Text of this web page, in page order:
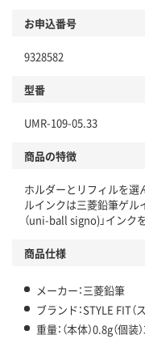
お申込番号
9328582
型番
UMR-109-05.33
商品の特徴
ホルダーとリフィルを選
ルインクは三菱鉛筆ゲル
（uni-ball signo)」インク
商品仕様
メーカー：三菱鉛筆
ブランド：STYLE FIT（
重量：（本体）0.8g（個装